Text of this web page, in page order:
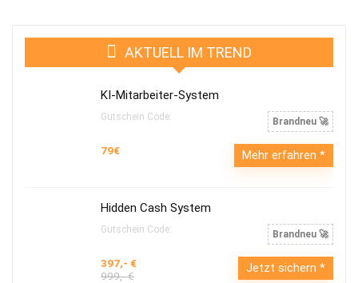
AKTUELL IM TREND
KI-Mitarbeiter-System
Gutschein Code: Brandneu 🚀
79€ Mehr erfahren
Hidden Cash System
Gutschein Code: Brandneu 🚀
397,- €
999,- €
Jetzt sichern